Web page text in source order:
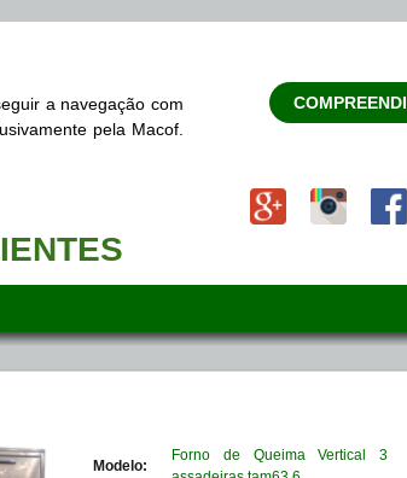
a navegação com
pela Macof.
COMPREENDI
Modelo:
Forno de Queima Vertical 3